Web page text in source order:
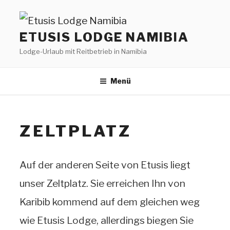
springen
ETUSIS LODGE NAMIBIA
Lodge-Urlaub mit Reitbetrieb in Namibia
Menü
ZELTPLATZ
Auf der anderen Seite von Etusis liegt
unser Zeltplatz. Sie erreichen Ihn von
Karibib kommend auf dem gleichen weg
wie Etusis Lodge, allerdings biegen Sie